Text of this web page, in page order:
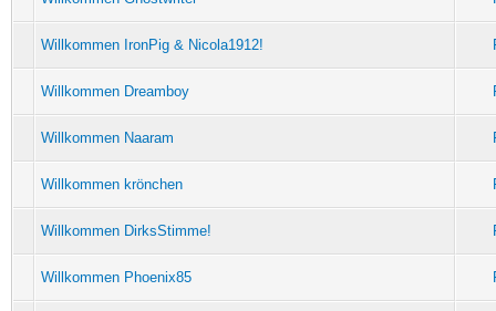
Willkommen IronPig & Nicola1912!
Willkommen Dreamboy
Willkommen Naaram
Willkommen krönchen
Willkommen DirksStimme!
Willkommen Phoenix85